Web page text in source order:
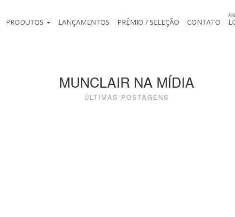
PRODUTOS LANÇAMENTOS PRÊMIO / SELEÇÃO CONTATO
MUNCLAIR NA MÍDIA
ÚLTIMAS POSTAGENS